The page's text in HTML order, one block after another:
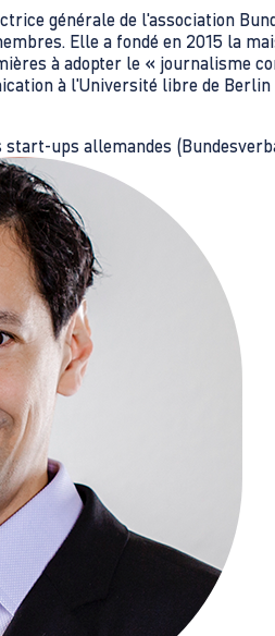
générale de l'association
Elle a fondé en 2015 la
à adopter le « journalisme
à l'Université libre de
ups allemandes